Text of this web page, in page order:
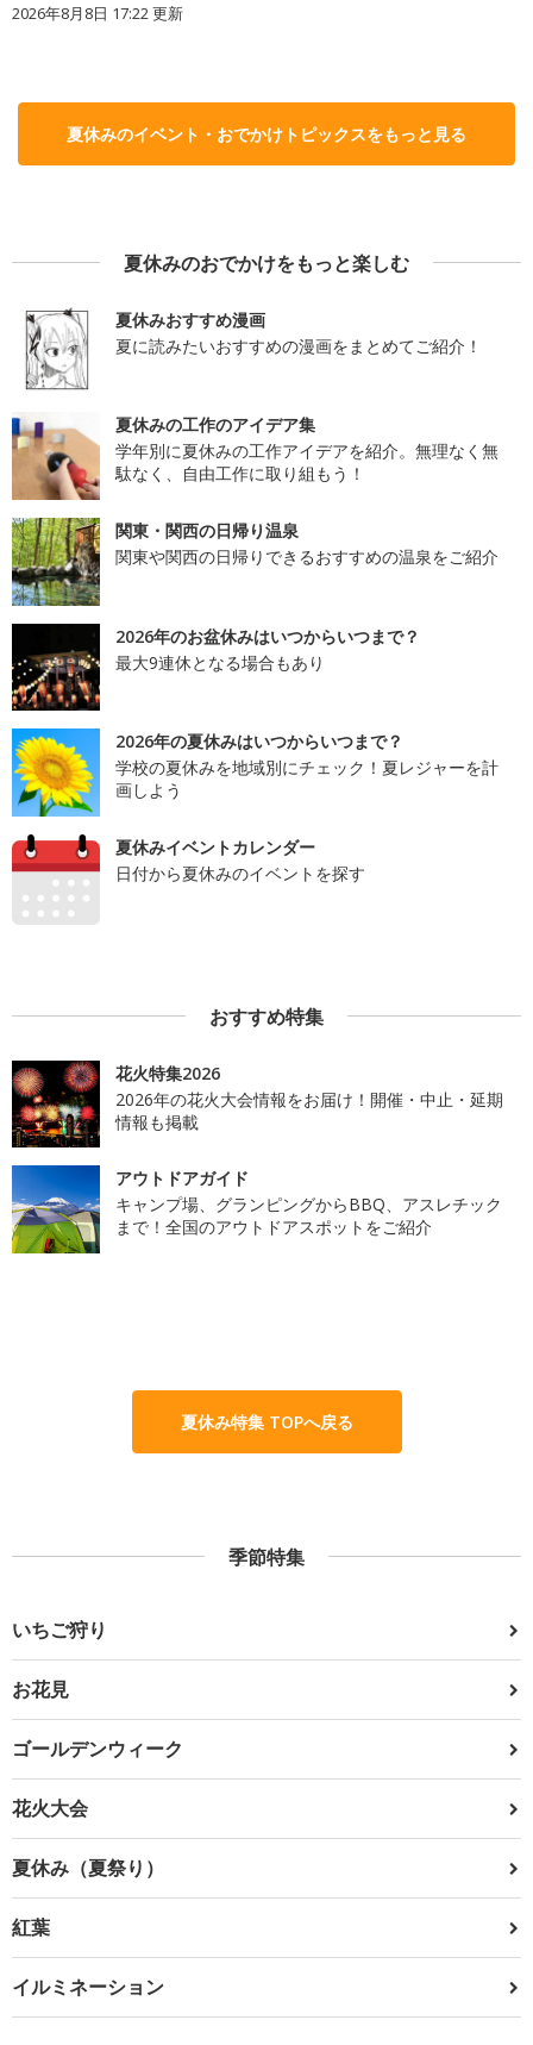
2026年8月8日 17:22更新
夏休みのイベント・おでかけトピックスをもっと見る
夏休みのおでかけをもっと楽しむ
夏休みおすすめ漫画
夏に読みたいおすすめの漫画をまとめてご紹介！
夏休みの工作のアイデア集
学年別に夏休みの工作アイデアを紹介。無理なく無
駄なく、自由工作に取り組もう！
関東・関西の日帰り温泉
関東や関西の日帰りできるおすすめの温泉をご紹介
2026年のお盆休みはいつからいつまで？
最大9連休となる場合もあり
2026年の夏休みはいつからいつまで？
学校の夏休みを地域別にチェック！夏レジャーを計
画しよう
夏休みイベントカレンダー
日付から夏休みのイベントを探す
おすすめ特集
花火特集2026
2026年の花火大会情報をお届け！開催・中止・延期
情報も掲載
アウトドアガイド
キャンプ場、グランピングからBBQ、アスレチック
まで！全国のアウトドアスポットをご紹介
夏休み特集 TOPへ戻る
季節特集
いちご狩り
お花見
ゴールデンウィーク
花火大会
夏休み（夏祭り）
紅葉
イルミネーション